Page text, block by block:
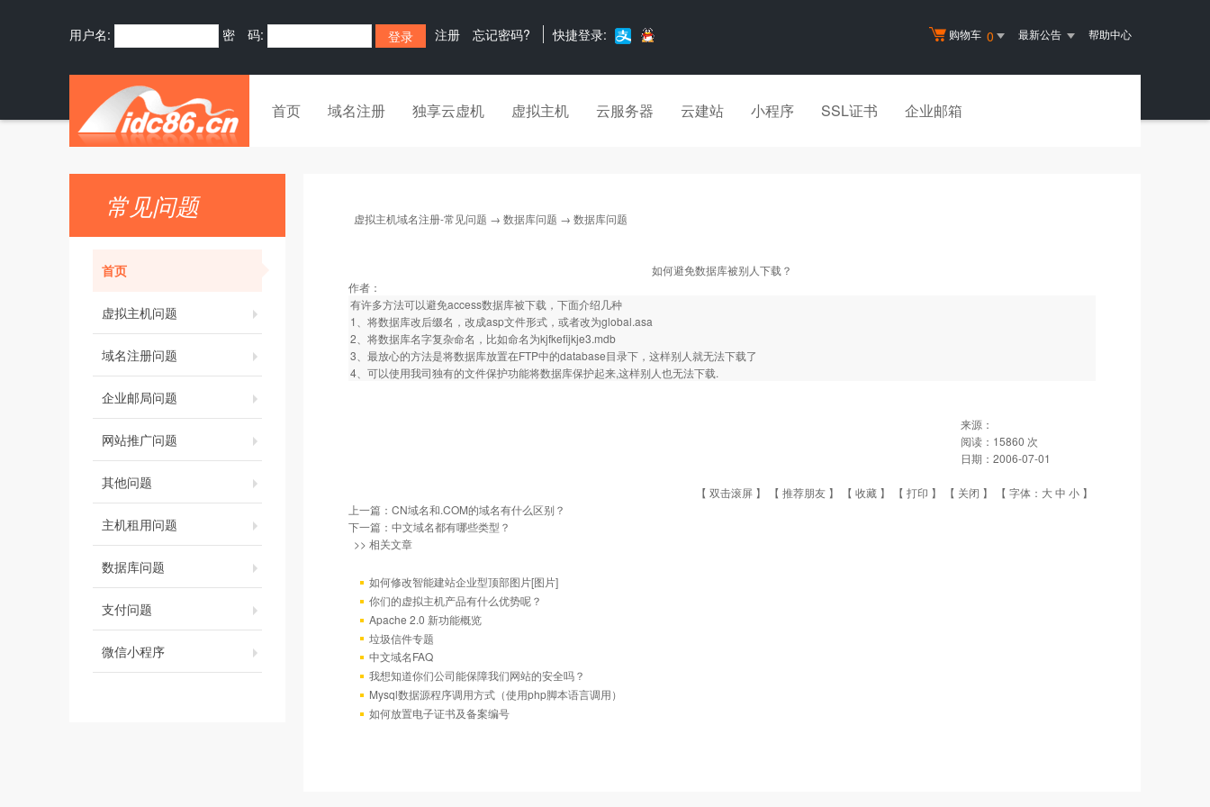
购物车 0 最新公告 帮助中心
用户名: 密 码: 注册 忘记密码? 快捷登录:
首页 域名注册 独享云虚机 虚拟主机 云服务器 云建站 小程序 SSL证书 企业邮箱
常见问题
首页
虚拟主机问题
域名注册问题
企业邮局问题
网站推广问题
其他问题
主机租用问题
数据库问题
支付问题
微信小程序
虚拟主机域名注册-常见问题 → 数据库问题 → 数据库问题
如何避免数据库被别人下载？
作者：
有许多方法可以避免access数据库被下载，下面介绍几种
1、将数据库改后缀名，改成asp文件形式，或者改为global.asa
2、将数据库名字复杂命名，比如命名为kjfkefijkje3.mdb
3、最放心的方法是将数据库放置在FTP中的database目录下，这样别人就无法下载了
4、可以使用我司独有的文件保护功能将数据库保护起来,这样别人也无法下载.
来源：
阅读： 15860 次
日期： 2006-07-01
【 双击滚屏 】 【 推荐朋友 】 【 收藏 】 【 打印 】 【 关闭 】 【 字体： 大中 小 】
上一篇： CN域名和.COM的域名有什么区别？
下一篇： 中文域名都有哪些类型？
>> 相关文章
如何修改智能建站企业型顶部图片[图片]
你们的虚拟主机产品有什么优势呢？
Apache 2.0 新功能概览
垃圾信件专题
中文域名FAQ
我想知道你们公司能保障我们网站的安全吗？
Mysql数据源程序调用方式（使用php脚本语言调用）
如何放置电子证书及备案编号